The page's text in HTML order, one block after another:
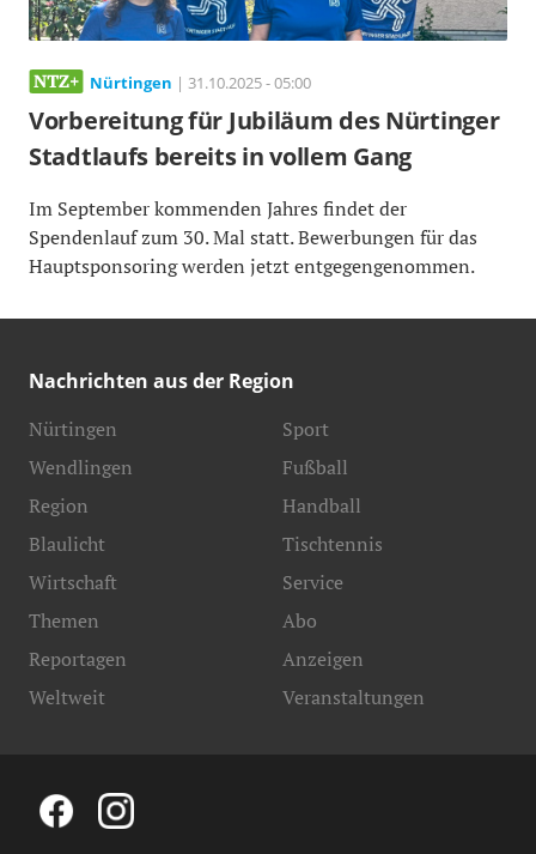
Nürtingen | 31.10.2025 - 05:00
Vorbereitung für Jubiläum des Nürtinger
Stadtlaufs bereits in vollem Gang
Im September kommenden Jahres findet der
Spendenlauf zum 30. Mal statt. Bewerbungen für das
Hauptsponsoring werden jetzt entgegengenommen.
Nachrichten aus der Region
Nürtingen
Wendlingen
Region
Blaulicht
Sport
Fußball
Handball
Tischtennis
Wirtschaft
Themen
Reportagen
Weltweit
Service
Abo
Anzeigen
Veranstaltungen